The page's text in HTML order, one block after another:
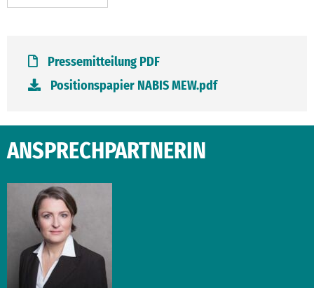
Pressemitteilung PDF
Positionspapier NABIS MEW.pdf
ANSPRECHPARTNERIN